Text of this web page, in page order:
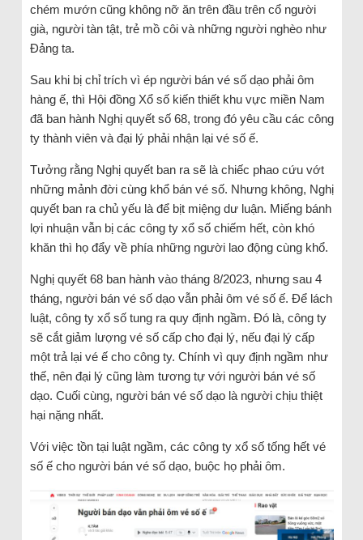
chém mướn cũng không nỡ ăn trên đầu trên cổ người
già, người tàn tật, trẻ mồ côi và những người nghèo như
Đảng ta.
Sau khi bị chỉ trích vì ép người bán vé số dạo phải ôm
hàng ế, thì Hội đồng Xổ số kiến thiết khu vực miền Nam
đã ban hành Nghị quyết số 68, trong đó yêu cầu các công
ty thành viên và đại lý phải nhận lại vé số ế.
Tưởng rằng Nghị quyết ban ra sẽ là chiếc phao cứu vớt
những mảnh đời cùng khổ bán vé số. Nhưng không, Nghị
quyết ban ra chủ yếu là để bịt miệng dư luận. Miếng bánh
lợi nhuận vẫn bị các công ty xổ số chiếm hết, còn khó
khăn thì họ đẩy về phía những người lao động cùng khổ.
Nghị quyết 68 ban hành vào tháng 8/2023, nhưng sau 4
tháng, người bán vé số dạo vẫn phải ôm vé số ế. Để lách
luật, công ty xổ số tung ra quy định ngầm. Đó là, công ty
sẽ cắt giảm lượng vé số cấp cho đại lý, nếu đại lý cấp
một trả lại vé ế cho công ty. Chính vì quy định ngầm như
thế, nên đại lý cũng làm tương tự với người bán vé số
dạo. Cuối cùng, người bán vé số dạo là người chịu thiệt
hại nặng nhất.
Với việc tồn tại luật ngầm, các công ty xổ số tống hết vé
số ế cho người bán vé số dạo, buộc họ phải ôm.